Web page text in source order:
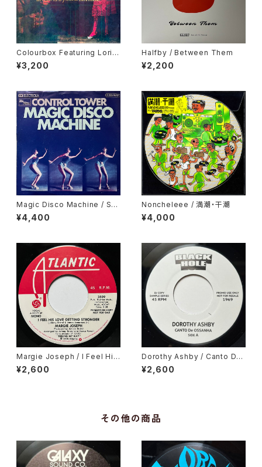
Colourbox Featuring Lorita
Grahame / Baby I Love You
So
¥3,200
Halfby / Between Them
¥2,200
Magic Disco Machine / Scr
atchin'
¥4,400
Noncheleee / 満潮・干潮
¥4,000
Margie Joseph / I Feel His
Love Getting Stronger
¥2,600
Dorothy Ashby / Canto De
Ossanha, Cause I Need It
¥2,600
その他の商品